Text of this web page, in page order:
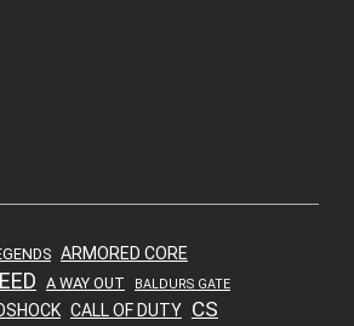
ARMORED CORE
A WAY OUT BALDURS GATE
CALL OF DUTY CS